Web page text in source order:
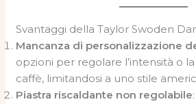
Svantaggi della Taylor Swoden
Mancanza di personalizzazione
opzioni per regolare l’intensità o
caffè, limitandosi a uno stile
Piastra riscaldante non regolabile